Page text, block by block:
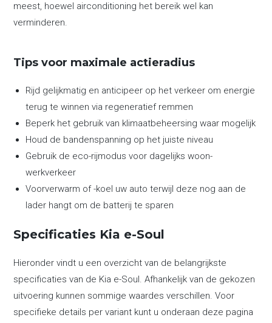
meest, hoewel airconditioning het bereik wel kan
verminderen.
Tips voor maximale actieradius
Rijd gelijkmatig en anticipeer op het verkeer om energie
terug te winnen via regeneratief remmen
Beperk het gebruik van klimaatbeheersing waar mogelijk
Houd de bandenspanning op het juiste niveau
Gebruik de eco-rijmodus voor dagelijks woon-
werkverkeer
Voorverwarm of -koel uw auto terwijl deze nog aan de
lader hangt om de batterij te sparen
Specificaties Kia e-Soul
Hieronder vindt u een overzicht van de belangrijkste
specificaties van de Kia e-Soul. Afhankelijk van de gekozen
uitvoering kunnen sommige waardes verschillen. Voor
specifieke details per variant kunt u onderaan deze pagina